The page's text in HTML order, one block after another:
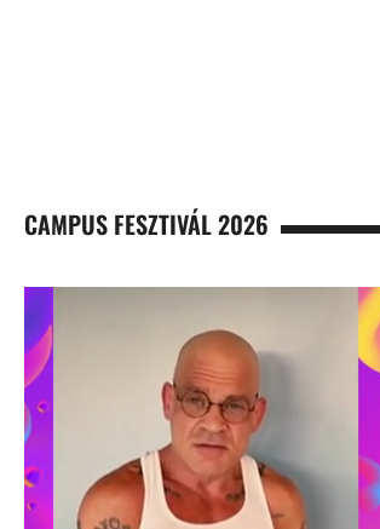
CAMPUS FESZTIVÁL 2026